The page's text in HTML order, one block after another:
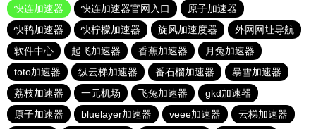
快连加速器
快连加速器官网入口
原子加速器
快鸭加速器
快柠檬加速器 旋风加速度器
外网网址导航
软件中心
起飞加速器 香蕉加速器
月兔加速器
toto加速器
纵云梯加速器 番石榴加速器
暴雪加速器
荔枝加速器
一元机场 飞兔加速器
gkd加速器
原子加速器
bluelayer加速器 veee加速器
云梯加速器